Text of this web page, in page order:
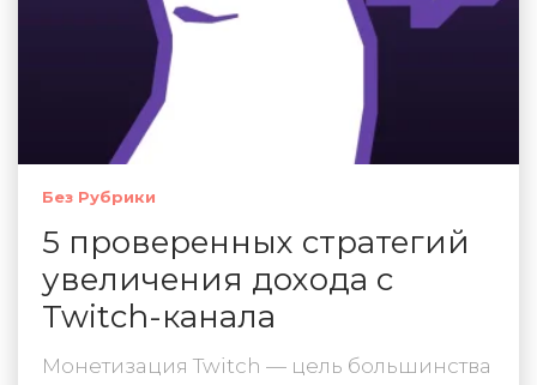
Без Рубрики
5 проверенных стратегий
увеличения дохода с
Twitch-канала
Монетизация Twitch — цель большинства